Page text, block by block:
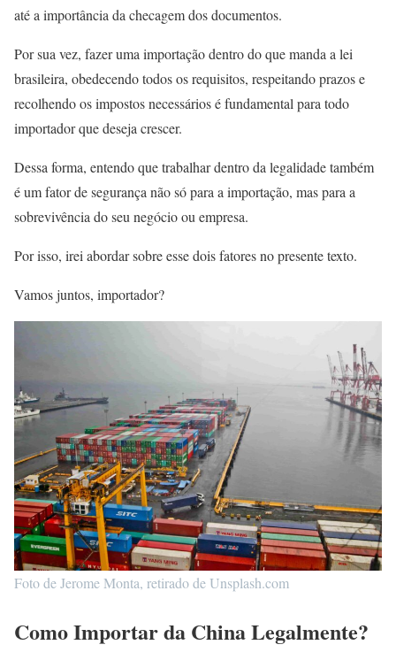
até a importância da checagem dos documentos.
Por sua vez, fazer uma importação dentro do que manda a lei
brasileira, obedecendo todos os requisitos, respeitando prazos e
recolhendo os impostos necessários é fundamental para todo
importador que deseja crescer.
Dessa forma, entendo que trabalhar dentro da legalidade também
é um fator de segurança não só para a importação, mas para a
sobrevivência do seu negócio ou empresa.
Por isso, irei abordar sobre esse dois fatores no presente texto.
Vamos juntos, importador?
Foto de Jerome Monta, retirado de Unsplash.com
Como Importar da China Legalmente?